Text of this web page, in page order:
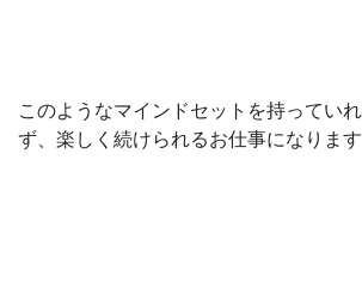
このようなマインドセットを持ってい
ず、楽しく続けられるお仕事になります